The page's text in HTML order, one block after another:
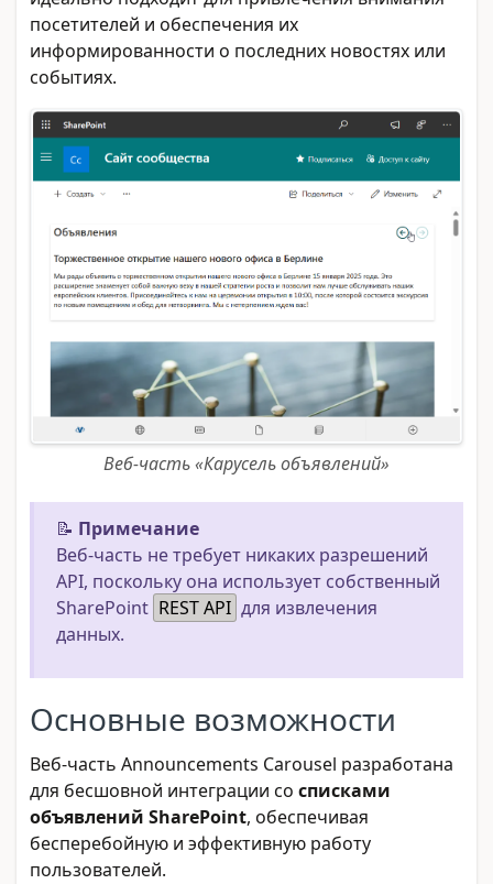
посетителей и обеспечения их
информированности о последних новостях или
событиях.
Веб-часть «Карусель объявлений»
📝 Примечание
Веб-часть не требует никаких разрешений
API, поскольку она использует собственный
SharePoint REST API для извлечения
данных.
Основные возможности
Веб-часть Announcements Carousel разработана
для бесшовной интеграции со списками
объявлений SharePoint, обеспечивая
бесперебойную и эффективную работу
пользователей.